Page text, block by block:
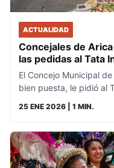
ACTUALIDAD
Concejales de
las pedidas al Tata
El Concejo Municipal
bien puesta, le pidió al
25 ENE 2026 | 1 MIN.